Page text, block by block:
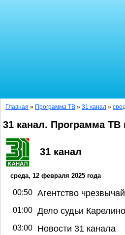
Главная » Программа ТВ » 31 канал »
31 канал. Программа ТВ
31 канал
среда, 12 февраля 2025 года
00:50 Агентство
01:00 Дело судьи
03:00 Новости 31 канала